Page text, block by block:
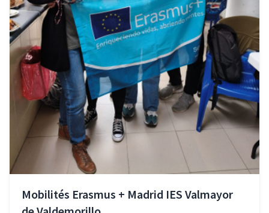
Mobilités Erasmus + Madrid IES Valmayor